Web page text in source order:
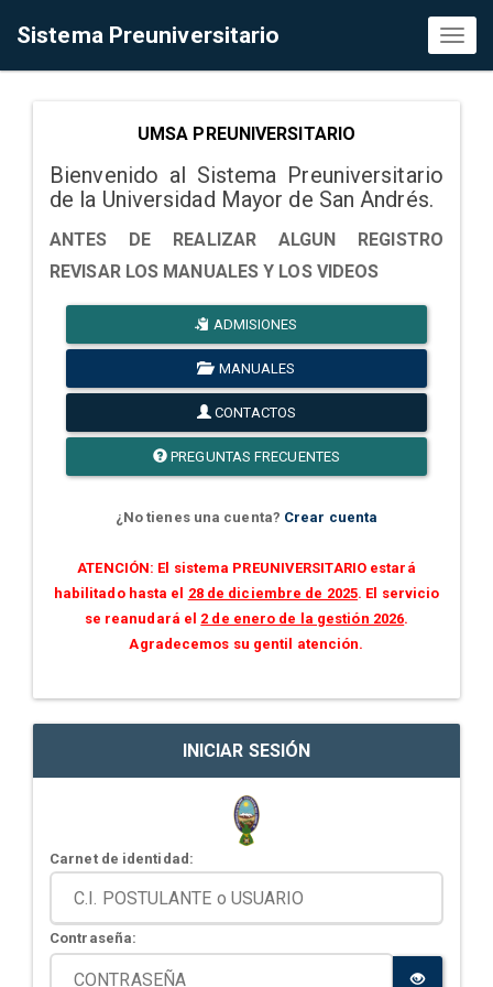
Sistema Preuniversitario
UMSA PREUNIVERSITARIO
Bienvenido al Sistema Preuniversitario
de la Universidad Mayor de San Andrés.
ANTES DE REALIZAR ALGUN REGISTRO
REVISAR LOS MANUALES Y LOS VIDEOS
ADMISIONES
MANUALES
CONTACTOS
PREGUNTAS FRECUENTES
¿No tienes una cuenta? Crear cuenta
ATENCIÓN: El sistema PREUNIVERSITARIO estará
habilitado hasta el 28 de diciembre de 2025. El servicio
se reanudará el 2 de enero de la gestión 2026.
Agradecemos su gentil atención.
INICIAR SESIÓN
Carnet de identidad:
Contraseña: